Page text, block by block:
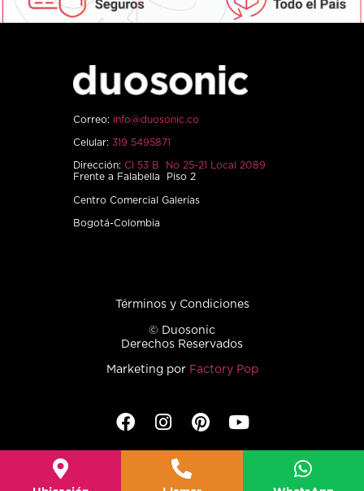
Correo: info@duosonic.co
Celular: 319 5495871
Dirección: Cl 53 B No 25-21 Local 2089
Frente a Falabella Piso 2
Centro Comercial Galerías
Bogotá-Colombia
Términos y Condiciones
© Duosonic
Derechos Reservados
Marketing por Factory Pop